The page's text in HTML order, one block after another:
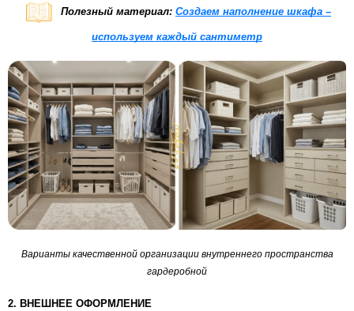
Полезный материал: Создаем наполнение шкафа –
используем каждый сантиметр
Варианты качественной организации внутреннего пространства
гардеробной
2. ВНЕШНЕЕ ОФОРМЛЕНИЕ